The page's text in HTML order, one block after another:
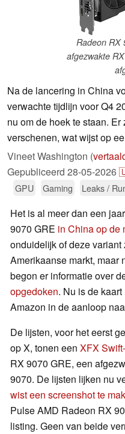
Radeon RX
afgezwakte
Na de lancering in China
verwachte tijdlijn voor Q4
nu om de hoek te staan.
verschenen, wat wijst op
Vineet Washington (
Gepubliceerd 28-05-2026
GPU Gaming Leaks /
Het is al meer dan een
9070 GRE in China op de
onduidelijk of deze
Amerikaanse markt, maar
begon er informatie over
opgedoken. Nu is de
Amazon in de aanloop
De lijsten, voor het eerst
op X, tonen een XFX
RX 9070 GRE, een
9070. De lijsten lijken nu
wist een screenshot te
Pulse AMD Radeon RX
listing. Geen van beide